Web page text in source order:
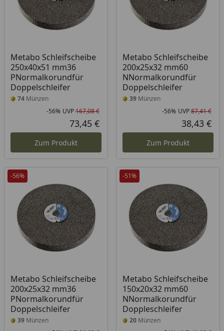
Metabo Schleifscheibe
250x40x51 mm36
PNormalkorundfür
Doppelschleifer
74 Münzen
Rabatt in Prozent
-56%
Ursprünglicher Preis
UVP167,08 €
Aktueller Preis
73,45 €
Zum Produkt
Metabo Schleifscheibe
200x25x32 mm60
NNormalkorundfür
Doppelschleifer
39Münzen
-56% UVP87,41 €
38,43 €
Zum Produkt
-56%
Metabo Schleifscheibe
200x25x32 mm36
PNormalkorundfür
Doppelschleifer
39 Münzen
-51%
Metabo Schleifscheibe
150x20x32 mm60
NNormalkorundfür
Doppleschleifer
20Münzen